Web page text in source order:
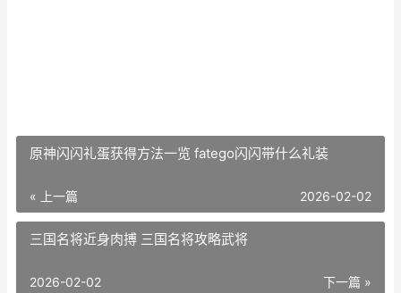
原神闪闪礼蛋获得方法一览 fatego闪闪带什么礼装
« 上一篇 2026-02-02
三国名将近身肉搏 三国名将攻略武将
下一篇 »
2026-02-02